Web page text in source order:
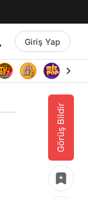
Giriş Yap
Görüş Bildir